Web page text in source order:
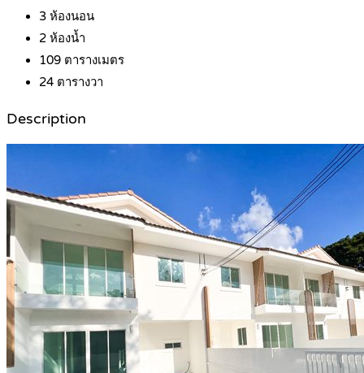
3 ห้องนอน
2 ห้องน้ำ
109 ตารางเมตร
24 ตารางวา
Description